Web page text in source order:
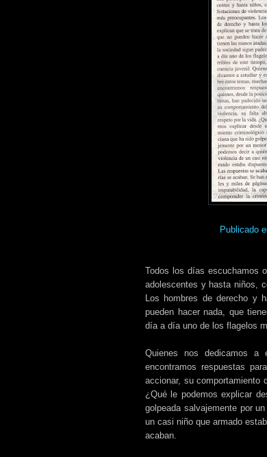
Publicado
Todos los días escuchamos
adolescentes y hasta niños,
Los hombres de derecho y
pueden hacer nada, que
día a día uno de los flagelos
Quienes nos dedicamos a
encontramos respuestas
accionar, su comportamiento
¿Qué le podemos explicar
golpeada salvajemente por
un casi niño que armado
acaban.